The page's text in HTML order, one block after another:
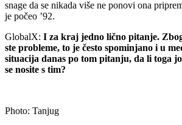
snage da se nikada više ne ponovi ona
je počeo ’92.
GlobalX: I za kraj jedno lično pitanje.
ste probleme, to je često spominjano i u
situacija danas po tom pitanju, da li toga
se nosite s tim?
Photo: Tanjug